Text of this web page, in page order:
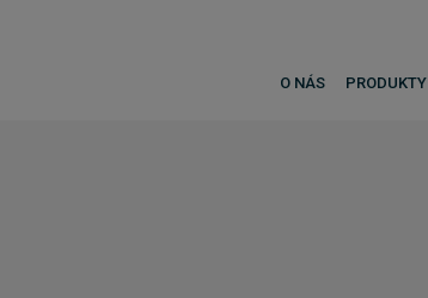
O NÁS PRODUKTY